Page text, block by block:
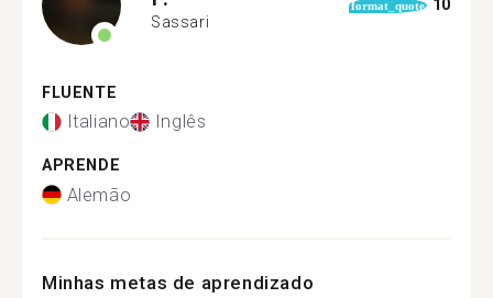
Sassari
format_quote 10
FLUENTE
Italiano Inglês
APRENDE
Alemão
Minhas metas de aprendizado